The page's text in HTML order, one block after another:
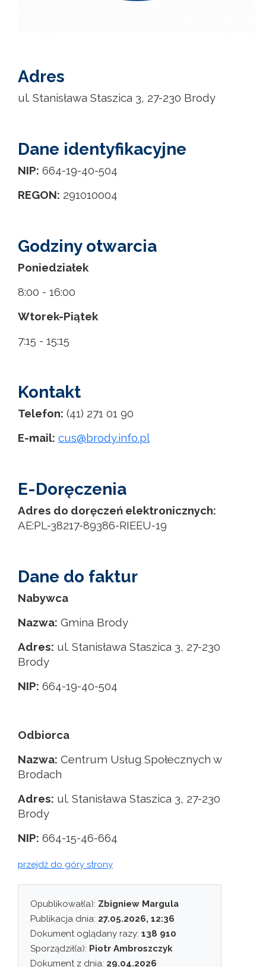
Adres
ul. Stanisława Staszica 3, 27-230 Brody
Dane identyfikacyjne
NIP: 664-19-40-504
REGON: 291010004
Godziny otwarcia
Poniedziałek
8:00 - 16:00
Wtorek-Piątek
7:15 - 15:15
Kontakt
Telefon: (41) 271 01 90
E-mail: cus@brody.info.pl
E-Doręczenia
Adres do doręczeń elektronicznych:
AE:PL-38217-89386-RIEEU-19
Dane do faktur
Nabywca
Nazwa: Gmina Brody
Adres: ul. Stanisława Staszica 3, 27-230
Brody
NIP: 664-19-40-504
Odbiorca
Nazwa: Centrum Usług Społecznych w
Brodach
Adres: ul. Stanisława Staszica 3, 27-230
Brody
NIP: 664-15-46-664
przejdź do góry strony
Opublikował(a): Zbigniew Margula
Publikacja dnia: 27.05.2026, 12:36
Dokument oglądany razy: 138 910
Sporządził(a): Piotr Ambroszczyk
Dokument z dnia: 29.04.2026